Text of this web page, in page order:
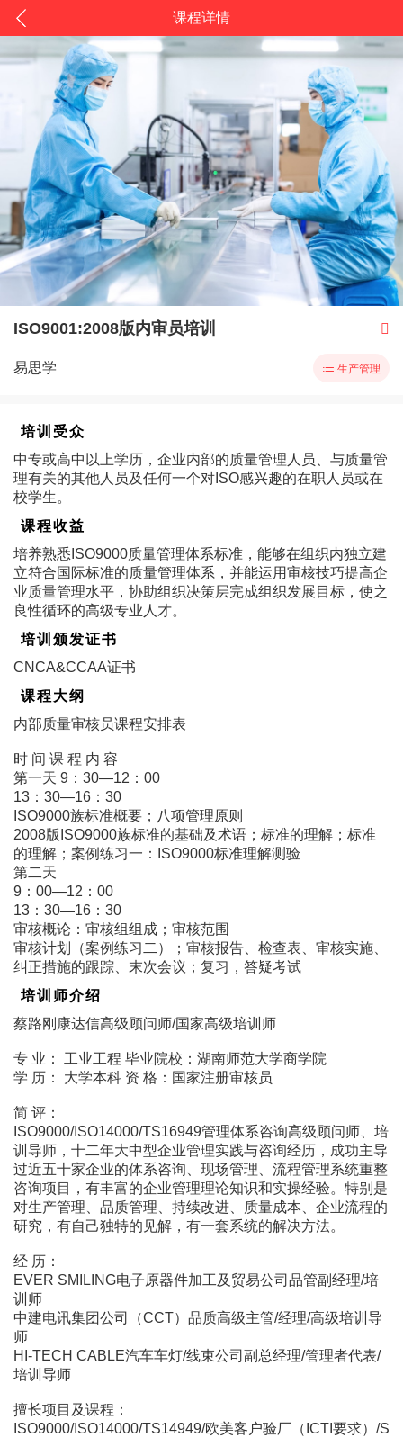
课程详情
ISO9001:2008版内审员培训 
易思学  生产管理
培训受众
中专或高中以上学历，企业内部的质量管理人员、与质量管
理有关的其他人员及任何一个对ISO感兴趣的在职人员或在
校学生。
课程收益
培养熟悉ISO9000质量管理体系标准，能够在组织内独立建
立符合国际标准的质量管理体系，并能运用审核技巧提高企
业质量管理水平，协助组织决策层完成组织发展目标，使之
良性循环的高级专业人才。
培训颁发证书
CNCA&CCAA证书
课程大纲
内部质量审核员课程安排表
时 间 课 程 内 容
第一天 9：30―12：00
13：30―16：30
ISO9000族标准概要；八项管理原则
2008版ISO9000族标准的基础及术语；标准的理解；标准
的理解；案例练习一：ISO9000标准理解测验
第二天
9：00―12：00
13：30―16：30
审核概论：审核组组成；审核范围
审核计划（案例练习二）；审核报告、检查表、审核实施、
纠正措施的跟踪、末次会议；复习，答疑考试
培训师介绍
蔡路刚康达信高级顾问师/国家高级培训师
专 业： 工业工程 毕业院校：湖南师范大学商学院
学 历： 大学本科 资 格：国家注册审核员
简 评：
ISO9000/ISO14000/TS16949管理体系咨询高级顾问师、培
训导师，十二年大中型企业管理实践与咨询经历，成功主导
过近五十家企业的体系咨询、现场管理、流程管理系统重整
咨询项目，有丰富的企业管理理论知识和实操经验。特别是
对生产管理、品质管理、持续改进、质量成本、企业流程的
研究，有自己独特的见解，有一套系统的解决方法。
经 历：
EVER SMILING电子原器件加工及贸易公司品管副经理/培
训师
中建电讯集团公司（CCT）品质高级主管/经理/高级培训导
师
HI-TECH CABLE汽车车灯/线束公司副总经理/管理者代表/
培训导师
擅长项目及课程：
ISO9000/ISO14000/TS14949/欧美客户验厂（ICTI要求）/S